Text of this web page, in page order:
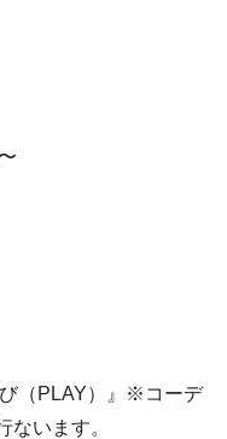
（PLAY）』※コーデ
ないます。